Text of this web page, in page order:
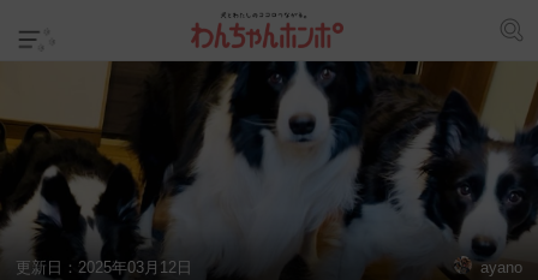
更新日： 2025年03月12日 ayano